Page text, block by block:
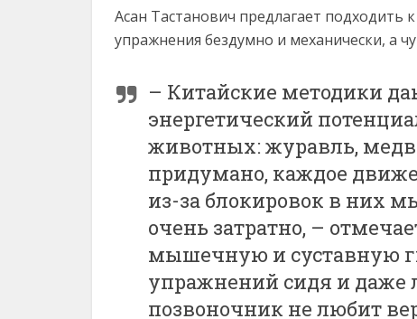
Асан Тастанович предлагает
упражнения бездумно и механически, а
– Китайские методики
энергетический
животных: журавль,
придумано, каждое
из-за блокировок в них
очень затратно, –
мышечную и суставную
упражнений сидя и даже
позвоночник не любит